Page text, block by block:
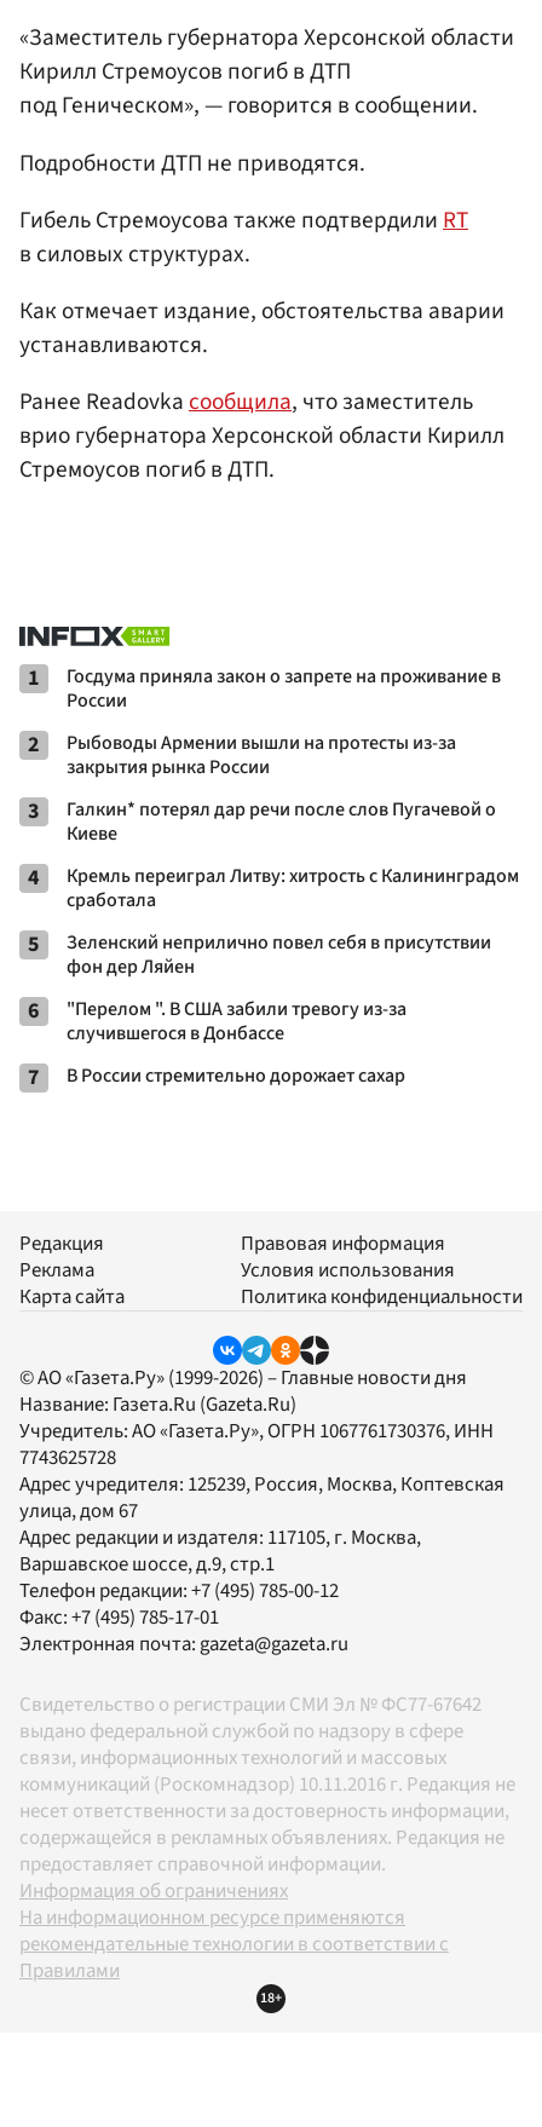
«Заместитель губернатора Херсонской области
Кирилл Стремоусов погиб в ДТП
под Геническом», — говорится в сообщении.
Подробности ДТП не приводятся.
Гибель Стремоусова также подтвердилиRT
в силовых структурах.
Как отмечает издание, обстоятельства аварии
устанавливаются.
Ранее Readovkaсообщила, что заместитель
врио губернатора Херсонской области Кирилл
Стремоусов погиб в ДТП.
1
Госдума приняла закон о запрете на проживание в
России
2
Рыбоводы Армении вышли на протесты из-за
закрытия рынка России
3
Галкин* потерял дар речи после слов Пугачевой о
Киеве
4
Кремль переиграл Литву: хитрость с Калининградом
сработала
5
Зеленский неприлично повел cебя в присутствии
фон дер Ляйен
6
"Перелом ". В США забили тревогу из-за
случившегося в Донбассе
7 В России стремительно дорожает сахар
Редакция
Реклама
Карта сайта
Правовая информация
Условия использования
Политика конфиденциальности
© АО «Газета.Ру» (1999-2026) – Главные новости дня
Название: Газета.Ru (Gazeta.Ru)
Учредитель:АО «Газета.Ру», ОГРН 1067761730376, ИНН
7743625728
Адрес учредителя: 125239, Россия, Москва, Коптевская
улица, дом 67
Адрес редакции и издателя: 117105, г. Москва,
Варшавское шоссе, д.9, стр.1
Телефон редакции:+7 (495) 785-00-12
Факс:+7 (495) 785-17-01
Электронная почта: gazeta@gazeta.ru
Свидетельство о регистрации СМИ Эл № ФС77-67642
выдано федеральной службой по надзору в сфере
связи, информационных технологий и массовых
коммуникаций (Роскомнадзор) 10.11.2016 г. Редакция не
несет ответственности за достоверность информации,
содержащейся в рекламных объявлениях. Редакция не
предоставляет справочной информации.
Информация об ограничениях
На информационном ресурсе применяются
рекомендательные технологии в соответствии с
Правилами
18+